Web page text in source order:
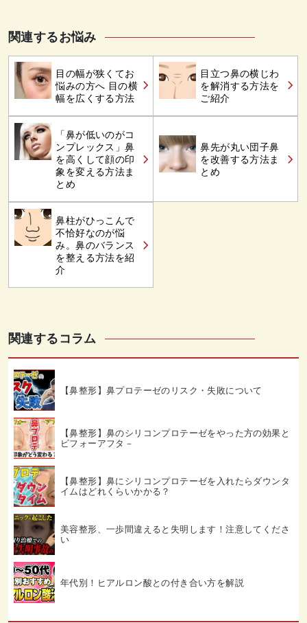
関連するお悩み
目の幅が狭くてお
悩みの方へ 目の横
幅を広くする方法
目立つ鼻の横じわ
を解消する方法を
ご紹介
「鼻が低いのがコ
ンプレックス」鼻
を高くして顔の印
象を変える方法ま
とめ
鼻先が丸い団子鼻
を改善する方法ま
とめ
鼻柱がひっこんで
不恰好なのが悩
み。鼻のバランス
を整える方法を紹
介
関連するコラム
【鼻整形】鼻プロテーゼのリスク・失敗について
【鼻整形】鼻のシリコンプロテーゼをやった方の効果と
ビフォーアフタ－
【鼻整形】鼻にシリコンプロテーゼを入れたらダウンタ
イムはどれくらいかかる？
美容整形、一歩間違えると失明します！注意してくださ
い
年代別！ヒアルロン酸との付き合い方を解説